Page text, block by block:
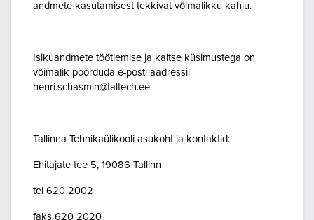
andmete kasutamisest tekkivat võimalikku kahju.
Isikuandmete töötlemise ja kaitse küsimustega on
võimalik pöörduda e-posti aadressil
henri.schasmin@taltech.ee.
Tallinna Tehnikaülikooli asukoht ja kontaktid:
Ehitajate tee 5, 19086 Tallinn
tel 620 2002
faks 620 2020